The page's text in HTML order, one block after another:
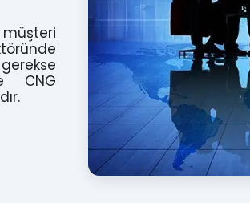
CNG